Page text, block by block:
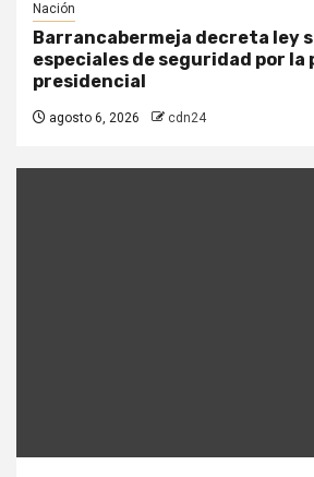
Nación
Barrancabermeja decreta ley
especiales de seguridad por la
presidencial
agosto 6, 2026 cdn24